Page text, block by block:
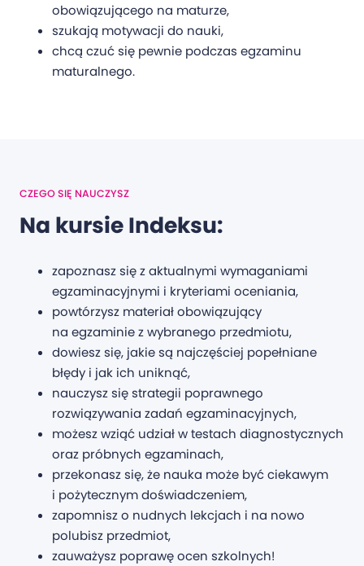
obowiązującego na maturze,
szukają motywacji do nauki,
chcą czuć się pewnie podczas egzaminu
maturalnego.
CZEGO SIĘ NAUCZYSZ
Na kursie Indeksu:
zapoznasz się z aktualnymi wymaganiami
egzaminacyjnymi i kryteriami oceniania,
powtórzysz materiał obowiązujący
na egzaminie z wybranego przedmiotu,
dowiesz się, jakie są najczęściej popełniane
błędy i jak ich uniknąć,
nauczysz się strategii poprawnego
rozwiązywania zadań egzaminacyjnych,
możesz wziąć udział w testach diagnostycznych
oraz próbnych egzaminach,
przekonasz się, że nauka może być ciekawym
i pożytecznym doświadczeniem,
zapomnisz o nudnych lekcjach i na nowo
polubisz przedmiot,
zauważysz poprawę ocen szkolnych!